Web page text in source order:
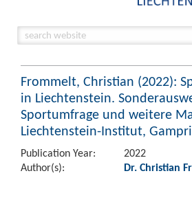
Frommelt, Christian (2022):
in Liechtenstein.
Sportumfrage und weitere
Liechtenstein-Institut,
Publication Year:
2022
Author(s):
Dr. Christian